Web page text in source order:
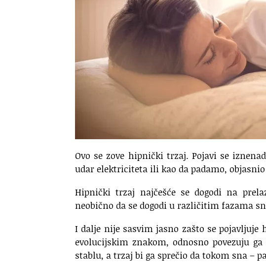
Ovo se zove hipnički trzaj. Pojavi se
udar elektriciteta ili kao da padamo, objasnio
Hipnički trzaj najčešće se dogodi na
neobično da se dogodi u različitim fazama
I dalje nije sasvim jasno zašto se
evolucijskim znakom, odnosno povezuju
stablu, a trzaj bi ga sprečio da tokom sna –